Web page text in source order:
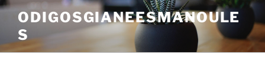
Skip
content
ODIGOSGIANEESMANOULE
S